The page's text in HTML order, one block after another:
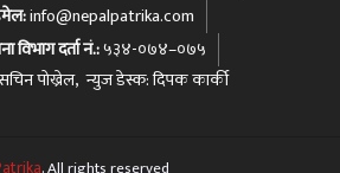
info@nepalpatrika.com
विभाग दर्ता नं.:५३४-०७४–०७५
पोख्रेल, न्युज डेस्क: दिपक कार्की